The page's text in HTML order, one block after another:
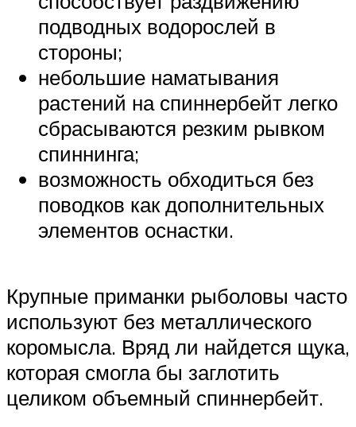
подводных водорослей в
стороны;
небольшие наматывания
растений на спиннербейт легко
сбрасываются резким рывком
спиннинга;
возможность обходиться без
поводков как дополнительных
элементов оснастки.
Крупные приманки рыболовы часто
используют без металлического
коромысла. Вряд ли найдется щука,
которая смогла бы заглотить
целиком объемный спиннербейт.